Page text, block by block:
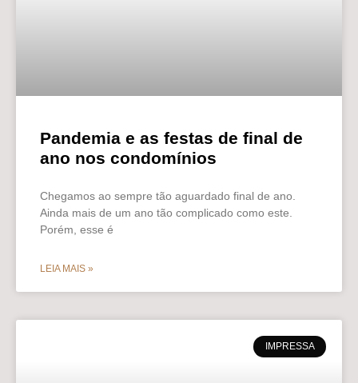
Pandemia e as festas de final de
ano nos condomínios
Chegamos ao sempre tão aguardado final de ano.
Ainda mais de um ano tão complicado como este.
Porém, esse é
LEIA MAIS »
IMPRESSA